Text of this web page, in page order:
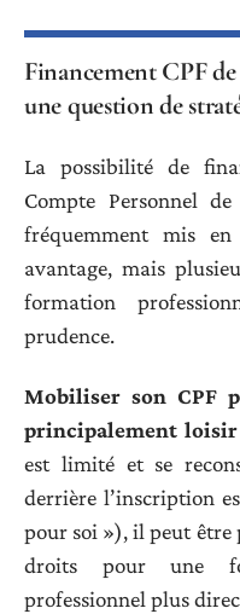
Financement CPF
une question de
La possibilité de
Compte Personnel
fréquemment mis
avantage, mais
formation
prudence.
Mobiliser son CPF
principalement loisir
est limité et se
derrière l’inscription
pour soi »), il peut être
droits pour une
professionnel plus